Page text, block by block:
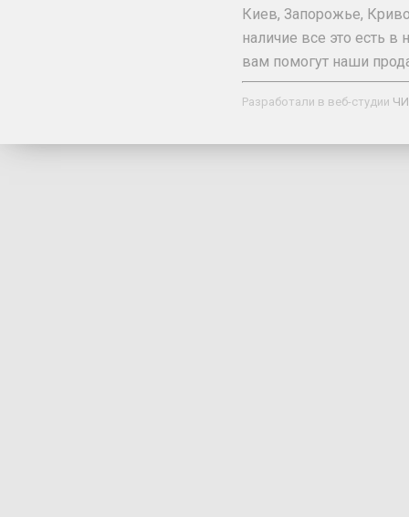
Киев, Запорожье,
наличие все это есть
вам помогут наши
Разработали в веб-студии